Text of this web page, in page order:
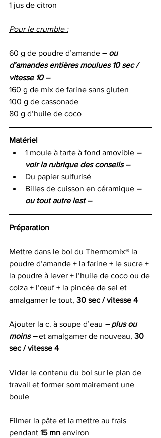
1 jus de citron
Pour le crumble :
60 g de poudre d’amande – ou
d’amandes entières moulues 10 sec /
vitesse 10 –
160 g de mix de farine sans gluten
100 g de cassonade
80 g d’huile de coco
Matériel
1 moule à tarte à fond amovible –
voir la rubrique des conseils –
Du papier sulfurisé
Billes de cuisson en céramique –
ou tout autre lest –
Préparation
Mettre dans le bol du Thermomix® la
poudre d’amande + la farine + le sucre +
la poudre à lever + l’huile de coco ou de
colza + l’œuf + la pincée de sel et
amalgamer le tout, 30 sec / vitesse 4
Ajouter la c. à soupe d’eau – plus ou
moins – et amalgamer de nouveau, 30
sec / vitesse 4
Vider le contenu du bol sur le plan de
travail et former sommairement une
boule
Filmer la pâte et la mettre au frais
pendant 15 mn environ